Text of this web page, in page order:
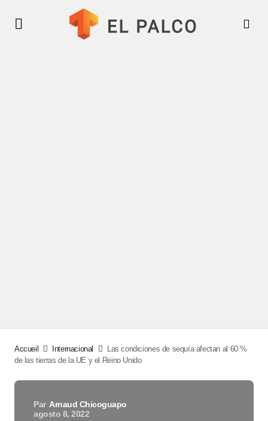
Accueil Internacional
Las condiciones de sequía afectan al 60 %
de las tierras de la UE y el Reino Unido
Par Arnaud Chicoguapo
agosto 8, 2022